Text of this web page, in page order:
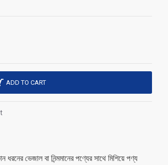
ADD TO CART
ভেজাল বা নিন্মমানের পণ্যের সাথে মিশিয়ে পণ্য